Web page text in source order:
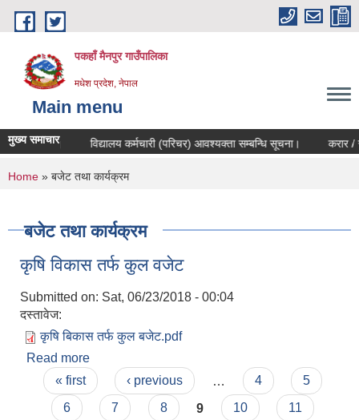
Skip to main content
पकहाँ मैनपुर गाउँपालिका
मधेश प्रदेश, नेपाल
Main menu
मुख्य समाचार
सूचना। विद्यालय कर्मचारी (परिचर) आवश्यक्ता सम्बन्धि सूचना। करार /
You are here
Home » बजेट तथा कार्यक्रम
बजेट तथा कार्यक्रम
कृषि विकास तर्फ कुल वजेट
Submitted on: Sat, 06/23/2018 - 00:04
दस्तावेज:
कृषि बिकास तर्फ कुल बजेट.pdf
Read more
Pages
« first ‹ previous 4
5
6
7 8 9 10
11